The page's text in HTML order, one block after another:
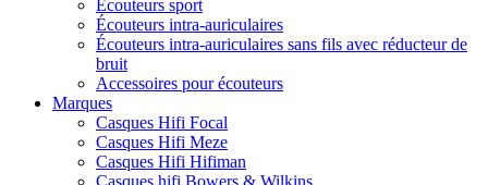
Écouteurs sport
Écouteurs intra-auriculaires
Écouteurs intra-auriculaires sans fils avec réducteur de
bruit
Accessoires pour écouteurs
Marques
Casques Hifi Focal
Casques Hifi Meze
Casques Hifi Hifiman
Casques hifi Bowers & Wilkins